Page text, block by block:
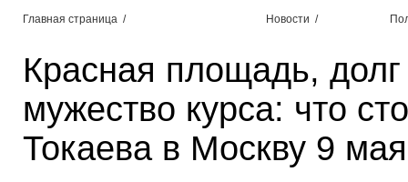
Главная страница / Новости /
Красная площадь,
мужество курса: что
Токаева в Москву 9 мая